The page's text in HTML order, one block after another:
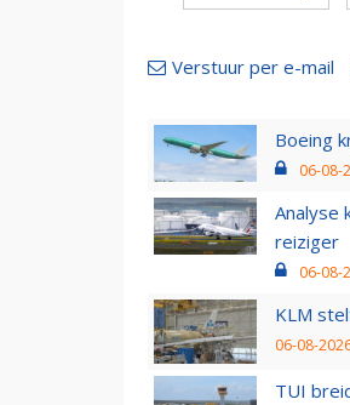
Verstuur per e-mail
Boeing
06-08-
Analyse
reiziger
06-08-
KLM
06-08-
TUI